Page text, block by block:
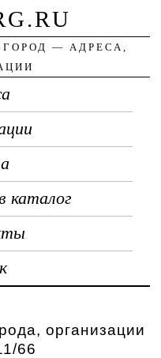
— АДРЕСА,
каталог
организации
66